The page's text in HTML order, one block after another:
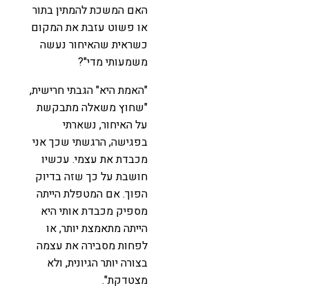
האם המשכת להמתין בתור
או פשוט עזבת את המקום
כשראית שהאיחור נעשה
משמעותי מדי"?
"האמת היא" הגבתי חרישית,
"שחוץ משאלה מתבקשת
על האיחור, נשארתי
בפגישה, הרגשתי שכך אני
מכבדת את עצמי. עכשיו
חושבת על כך שזה בדיוק
הפוך. אם המטפלת הייתה
מספיק מכבדת אותי היא
הייתה מתאמצת יותר, או
לפחות מסבירה את עצמה
בצורה יותר הגיונית, ולא
מצטדקת".